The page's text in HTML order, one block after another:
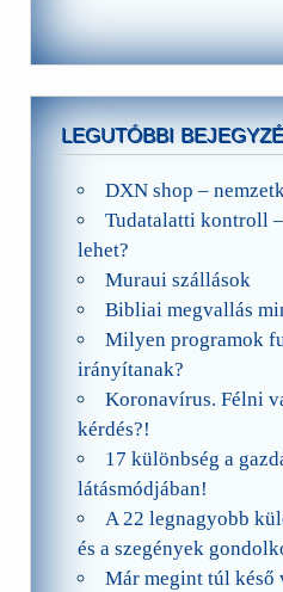
LEGUTÓBBI
DXN shop –
Tudatalatti kontroll
lehet?
Muraui szállások
Bibliai megvallás
Milyen programok
irányítanak?
Koronavírus. Félni
kérdés?!
17 különbség a
látásmódjában!
A 22 legnagyobb
és a szegények
Már megint túl késő